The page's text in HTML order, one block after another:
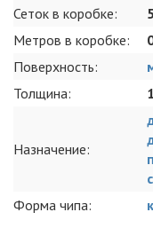
Сеток в коробке:
5
Метров в коробке:
Поверхность:
Толщина:
Назначение:
Форма чипа: